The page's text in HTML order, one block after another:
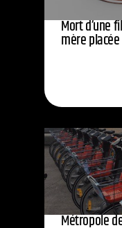
Mort d’une
mère
Métropole